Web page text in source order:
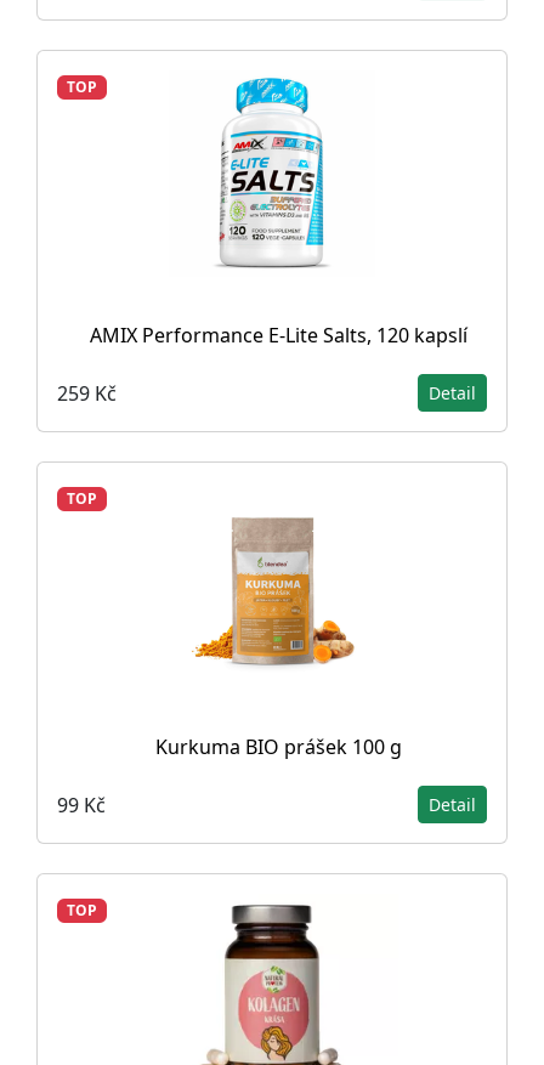
TOP
AMIX Performance E-Lite Salts, 120 kapslí
259 Kč Detail
TOP
Kurkuma BIO prášek 100 g
99 Kč Detail
TOP